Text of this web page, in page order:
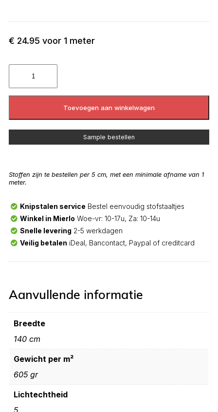
€ 24.95 voor 1 meter
Toevoegen aan winkelwagen
Sample bestellen
Stoffen zijn te bestellen per 5 cm, met een minimale afname van 1
meter.
Knipstalen service Bestel eenvoudig stofstaaltjes
Winkel in Mierlo Woe-vr: 10-17u, Za: 10-14u
Snelle levering 2-5 werkdagen
Veilig betalen iDeal, Bancontact, Paypal of creditcard
Aanvullende informatie
Breedte
140 cm
Gewicht per m²
605 gr
Lichtechtheid
5